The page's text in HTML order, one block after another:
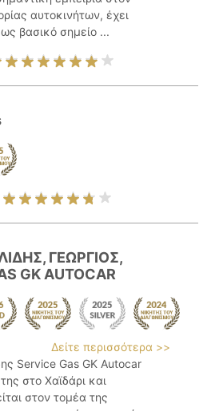
αυτοκινήτων, έχει
βασικό σημείο ...
ΓΕΩΡΓΙΟΣ,
GK AUTOCAR
Δείτε περισσότερα >>
Service Gas GK Autocar
στο Χαϊδάρι και
στον τομέα της